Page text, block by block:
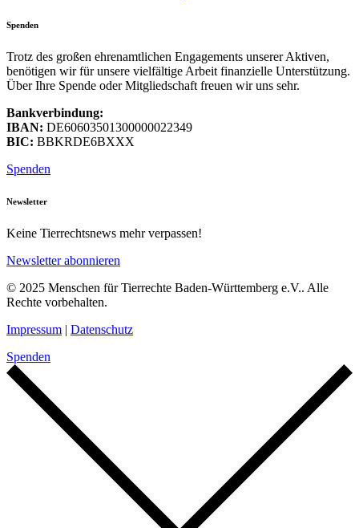
Spenden
Trotz des großen ehrenamtlichen Engagements unserer Aktiven,
benötigen wir für unsere vielfältige Arbeit finanzielle Unterstützung.
Über Ihre Spende oder Mitgliedschaft freuen wir uns sehr.
Bankverbindung:
IBAN: DE60603501300000022349
BIC: BBKRDE6BXXX
Spenden
Newsletter
Keine Tierrechtsnews mehr verpassen!
Newsletter abonnieren
© 2025 Menschen für Tierrechte Baden-Württemberg e.V.. Alle
Rechte vorbehalten.
Impressum | Datenschutz
Spenden